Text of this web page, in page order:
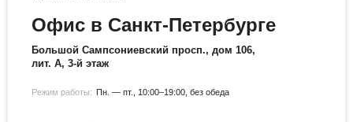
Офис в Санкт-Петербурге
Большой Сампсониевский просп., дом 106,
лит. А, 3-й этаж
Режим работы: Пн. — пт., 10:00–19:00, без обеда